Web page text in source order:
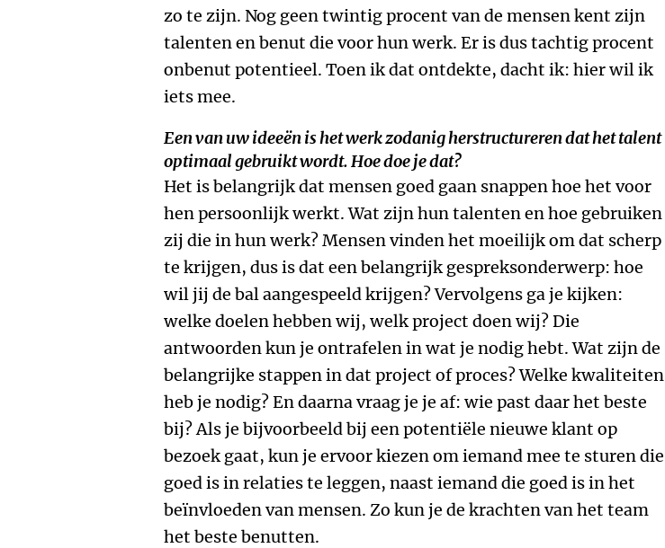
zo te zijn. Nog geen twintig procent van de mensen kent zijn
talenten en benut die voor hun werk. Er is dus tachtig procent
onbenut potentieel. Toen ik dat ontdekte, dacht ik: hier wil ik
iets mee.
Een van uw ideeën is het werk zodanig herstructureren dat het talent
optimaal gebruikt wordt. Hoe doe je dat?
Het is belangrijk dat mensen goed gaan snappen hoe het voor
hen persoonlijk werkt. Wat zijn hun talenten en hoe gebruiken
zij die in hun werk? Mensen vinden het moeilijk om dat scherp
te krijgen, dus is dat een belangrijk gespreksonderwerp: hoe
wil jij de bal aangespeeld krijgen? Vervolgens ga je kijken:
welke doelen hebben wij, welk project doen wij? Die
antwoorden kun je ontrafelen in wat je nodig hebt. Wat zijn de
belangrijke stappen in dat project of proces? Welke kwaliteiten
heb je nodig? En daarna vraag je je af: wie past daar het beste
bij? Als je bijvoorbeeld bij een potentiële nieuwe klant op
bezoek gaat, kun je ervoor kiezen om iemand mee te sturen die
goed is in relaties te leggen, naast iemand die goed is in het
beïnvloeden van mensen. Zo kun je de krachten van het team
het beste benutten.